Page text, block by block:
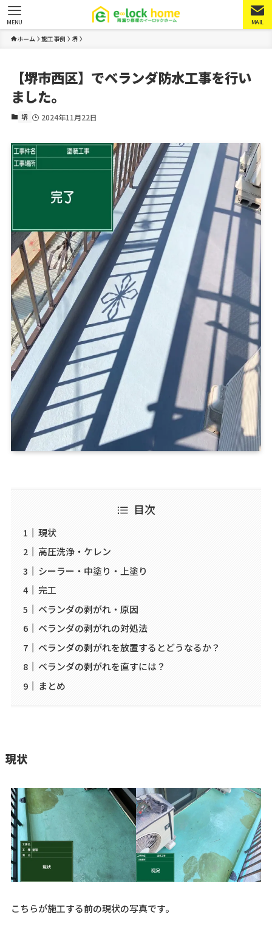
MAIL
MENU
ホーム 施工事例 堺
【堺市西区】でベランダ防水工事を行い
ました。
堺 2024年11月22日
目次
現状
高圧洗浄・ケレン
シーラー・中塗り・上塗り
完工
ベランダの剥がれ・原因
ベランダの剥がれの対処法
ベランダの剥がれを放置するとどうなるか？
ベランダの剥がれを直すには？
まとめ
現状
こちらが施工する前の現状の写真です。